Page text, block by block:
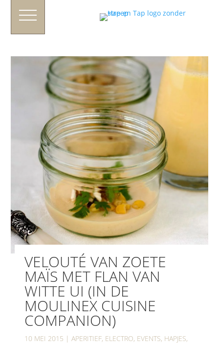
VELOUTÉ VAN ZOETE
MAÏS MET FLAN VAN
WITTE UI (IN DE
MOULINEX CUISINE
COMPANION)
10 MEI 2015 |APERITIEF, ELECTRO, EVENTS, HAPJES,